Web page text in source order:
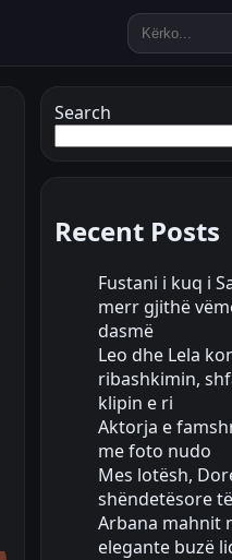
Search
Recent Posts
Fustani i kuq i
merr gjithë
dasmë
Leo dhe Lela
ribashkimin,
klipin e ri
Aktorja e
me foto nudo
Mes lotësh,
shëndetësore
Arbana mahnit
elegante buzë